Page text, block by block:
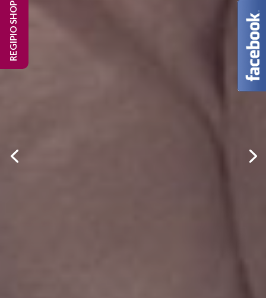
REGIPIO SHOP